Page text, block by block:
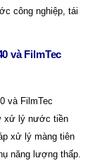
công nghiệp, tái
và FilmTec
và FilmTec
xử lý nước tiền
xử lý màng tiên
năng lượng thấp.